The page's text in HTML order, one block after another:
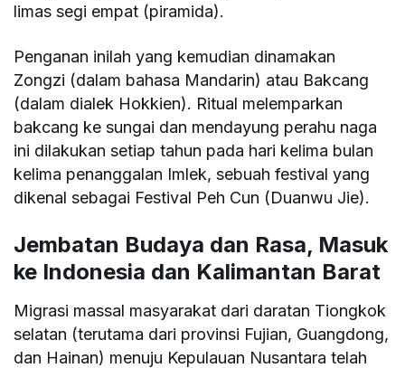
limas segi empat (piramida).
Penganan inilah yang kemudian dinamakan
Zongzi (dalam bahasa Mandarin) atau Bakcang
(dalam dialek Hokkien). Ritual melemparkan
bakcang ke sungai dan mendayung perahu naga
ini dilakukan setiap tahun pada hari kelima bulan
kelima penanggalan Imlek, sebuah festival yang
dikenal sebagai Festival Peh Cun (Duanwu Jie).
Jembatan Budaya dan Rasa, Masuk
ke Indonesia dan Kalimantan Barat
Migrasi massal masyarakat dari daratan Tiongkok
selatan (terutama dari provinsi Fujian, Guangdong,
dan Hainan) menuju Kepulauan Nusantara telah